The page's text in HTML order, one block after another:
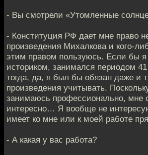
- Вы смотрели «Утомленные
- Конституция РФ дает мне право
произведения Михалкова и кого-
этим правом пользуюсь. Если бы
историком, занимался периодом 41
тогда, да, я был бы обязан даже и
произведения учитывать.
занимаюсь профессионально, мне
интересно… Я вообще не
имеет ко мне или к моей работе
- А какая у вас работа?